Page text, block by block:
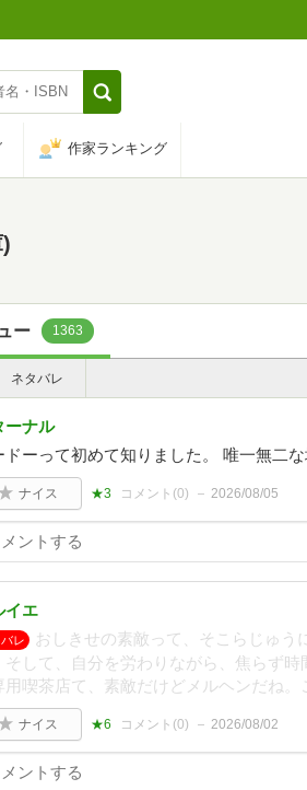
作家ランキング
ー 1363
ネタバレ
ーナル
ドーって初めて知りました。 唯一無二
ナイス ★3 コメント(0) 2026/08/05
イエ
レ
おしきせの素敵って、そこらじゅ
そして、自分を労わりながら、焦らず
用喫茶店て、素敵だけどメルヘンだね。
ナイス ★6 コメント(0) 2026/08/02